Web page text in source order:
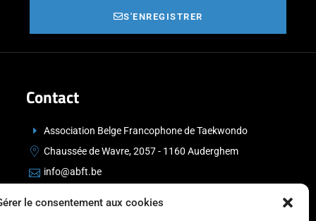
le consentement aux cookies
S'ENREGISTRER
Contact
Association Belge Francophone de Taekwondo
Chaussée de Wavre, 2057 - 1160 Auderghem
info@abft.be